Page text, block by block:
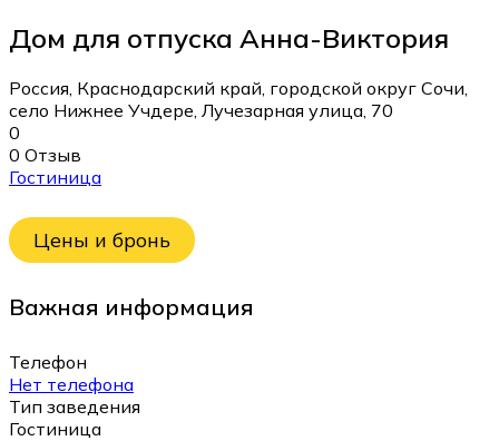
Дом для отпуска Анна-Виктория
Россия, Краснодарский край, городской округ Сочи,
село Нижнее Учдере, Лучезарная улица, 70
0
0 Отзыв
Гостиница
Цены и бронь
Важная информация
Телефон
Нет телефона
Тип заведения
Гостиница